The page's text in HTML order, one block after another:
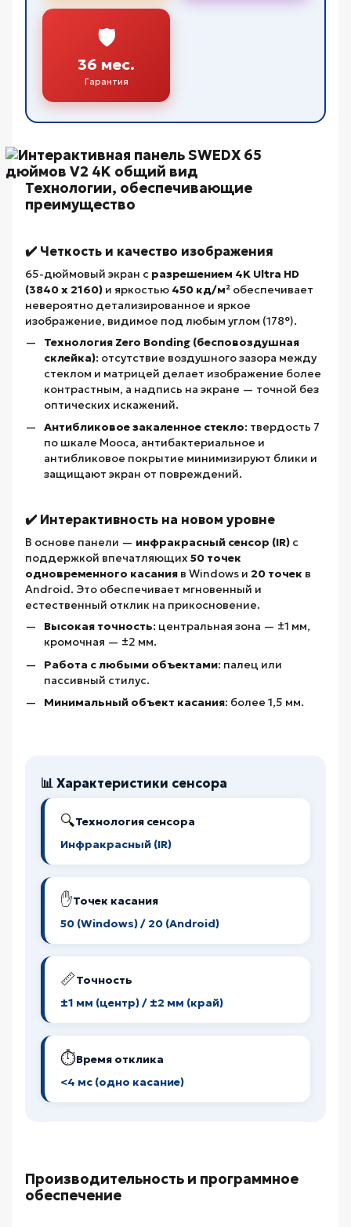
🛡️
36 мес.
Гарантия
Технологии, обеспечивающие
преимущество
✔️ Четкость и качество изображения
65-дюймовый экран с разрешением 4K Ultra HD
(3840 x 2160) и яркостью 450 кд/м² обеспечивает
невероятно детализированное и яркое
изображение, видимое под любым углом (178°).
Технология Zero Bonding (бесповоздушная
склейка): отсутствие воздушного зазора между
стеклом и матрицей делает изображение более
контрастным, а надпись на экране — точной без
оптических искажений.
Антибликовое закаленное стекло: твердость 7
по шкале Мооса, антибактериальное и
антибликовое покрытие минимизируют блики и
защищают экран от повреждений.
✔️ Интерактивность на новом уровне
В основе панели — инфракрасный сенсор (IR) с
поддержкой впечатляющих 50 точек
одновременного касания в Windows и 20 точек в
Android. Это обеспечивает мгновенный и
естественный отклик на прикосновение.
Высокая точность: центральная зона — ±1 мм,
кромочная — ±2 мм.
Работа с любыми объектами: палец или
пассивный стилус.
Минимальный объект касания: более 1,5 мм.
📊 Характеристики сенсора
🔍Технология сенсора
Инфракрасный (IR)
✋Точек касания
50 (Windows) / 20 (Android)
📏Точность
±1 мм (центр) / ±2 мм (край)
⏱️Время отклика
<4 мс (одно касание)
Производительность и программное
обеспечение